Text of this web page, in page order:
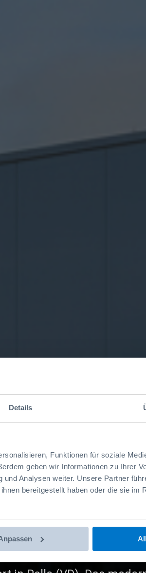
Details
Funktionen für soziale
geben wir Informationen zu Ihrer
Analysen weiter. Unsere Partner
bereitgestellt haben oder die sie im
-